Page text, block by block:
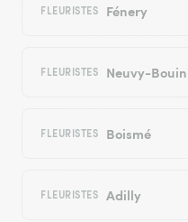
FLEURISTES Fénery
FLEURISTES Neuvy-Bouin
FLEURISTES Boismé
FLEURISTES Adilly